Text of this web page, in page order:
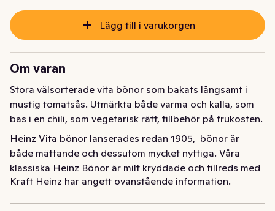
Lägg till i varukorgen
Om varan
Stora välsorterade vita bönor som bakats långsamt i
mustig tomatsås. Utmärkta både varma och kalla, som
bas i en chili, som vegetarisk rätt, tillbehör på frukosten.
Heinz Vita bönor lanserades redan 1905,  bönor är
både mättande och dessutom mycket nyttiga. Våra
klassiska Heinz Bönor är milt kryddade och tillreds med
tomatsås. En standardingrediens både i Chili con carne
Kraft Heinz har angett ovanstående information.